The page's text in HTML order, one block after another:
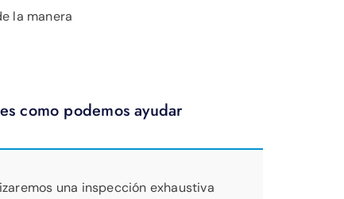
la manera
como podemos ayudar
una inspección exhaustiva